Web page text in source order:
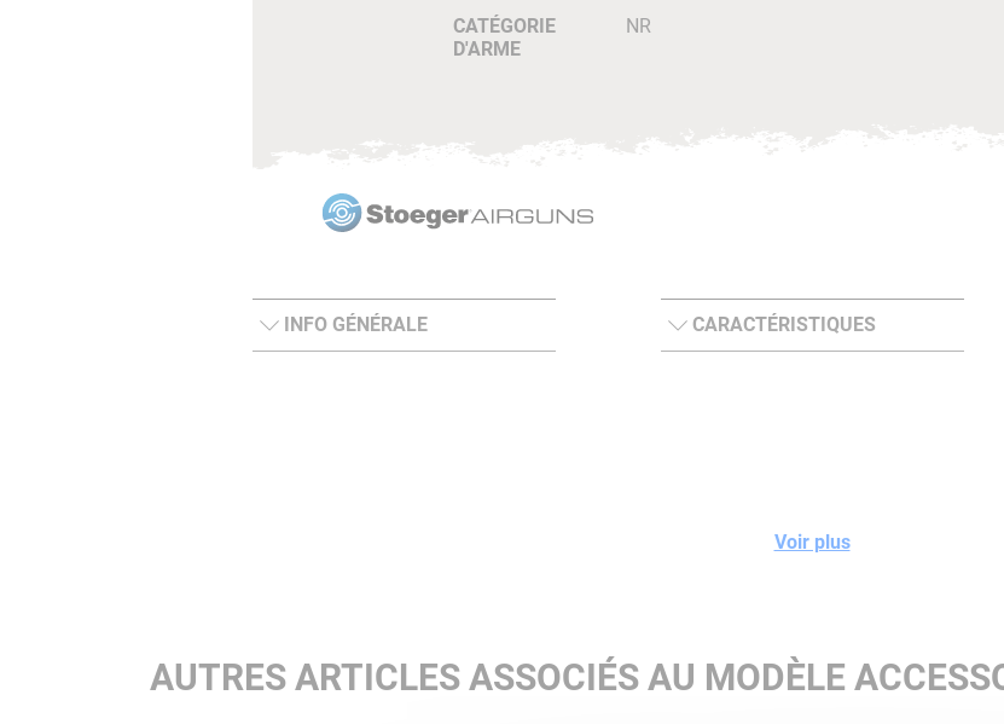
CATÉGORIE
D'ARME
NR
INFO GÉNÉRALE CARACTÉRISTIQUES
Voir plus
AUTRES ARTICLES ASSOCIÉS AU MODÈLE